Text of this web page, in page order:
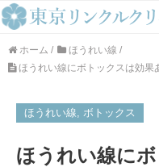
ホーム / ほうれい線 /
ほうれい線にボトックスは効果
ほうれい線, ボトックス
ほうれい線に